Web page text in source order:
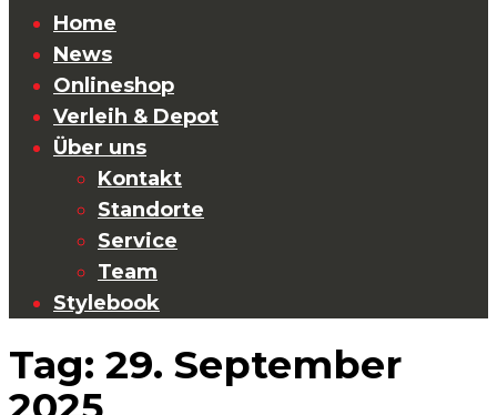
Home
News
Onlineshop
Verleih & Depot
Über uns
Kontakt
Standorte
Service
Team
Stylebook
Tag: 29. September